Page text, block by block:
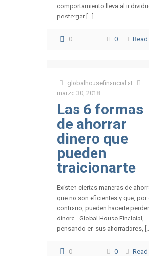
comportamiento lleva al
postergar […]
0 0
globalhousefinancial at
marzo 30, 2018
Las 6 formas
de ahorrar
dinero que
pueden
traicionarte
Existen ciertas maneras de
que no son eficientes y que, por
contrario, pueden hacerte perder
dinero Global House Finalcial,
pensando en sus ahorradores,
0 0